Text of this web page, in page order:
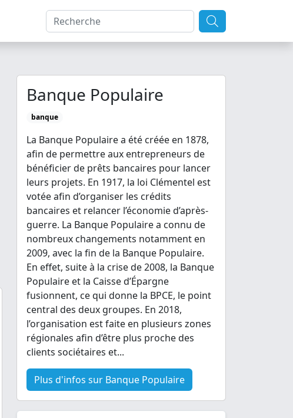
Banque Populaire
banque
La Banque Populaire a été créée en 1878,
afin de permettre aux entrepreneurs de
bénéficier de prêts bancaires pour lancer
leurs projets. En 1917, la loi Clémentel est
votée afin d’organiser les crédits
bancaires et relancer l’économie d’après-
guerre. La Banque Populaire a connu de
nombreux changements notamment en
2009, avec la fin de la Banque Populaire.
En effet, suite à la crise de 2008, la Banque
Populaire et la Caisse d’Épargne
fusionnent, ce qui donne la BPCE, le point
central des deux groupes. En 2018,
l’organisation est faite en plusieurs zones
régionales afin d’être plus proche des
clients sociétaires et...
Plus d'infos sur Banque Populaire